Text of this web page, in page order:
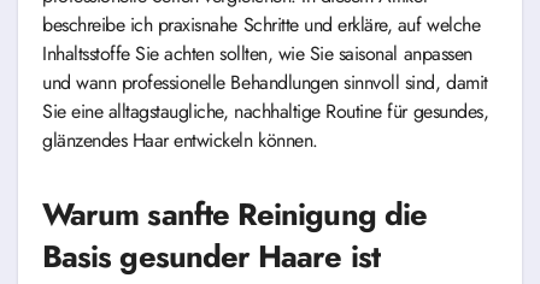
beschreibe ich praxisnahe Schritte und erkläre, auf welche
Inhaltsstoffe Sie achten sollten, wie Sie saisonal anpassen
und wann professionelle Behandlungen sinnvoll sind, damit
Sie eine alltagstaugliche, nachhaltige Routine für gesundes,
glänzendes Haar entwickeln können.
Warum sanfte Reinigung die
Basis gesunder Haare ist